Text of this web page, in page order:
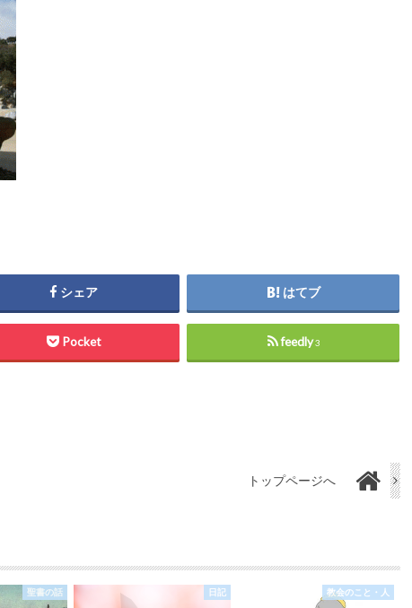
シェア はてブ
Pocket feedly3
トップページへ
聖書の話 日記 教会のこと・人